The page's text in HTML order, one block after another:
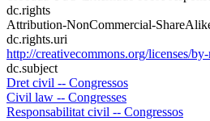
dc.rights
Attribution-NonCommercial-
dc.rights.uri
http://creativecommons.org/licenses/
dc.subject
Dret civil -- Congressos
Civil law -- Congresses
Responsabilitat civil -- Congressos